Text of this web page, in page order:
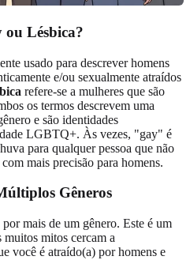
ou Lésbica?
usado para descrever homens
e/ou sexualmente atraídos
refere-se a mulheres que são
os termos descrevem uma
e são identidades
LGBTQ+. Às vezes, "gay" é
para qualquer pessoa que não
mais precisão para homens.
Gêneros
por mais de um gênero. Este é um
mitos cercam a
você é atraído(a) por homens e